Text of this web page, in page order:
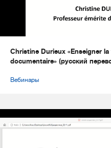
Christine Durieux «Enseigner
documentaire» (русский
Вебинары